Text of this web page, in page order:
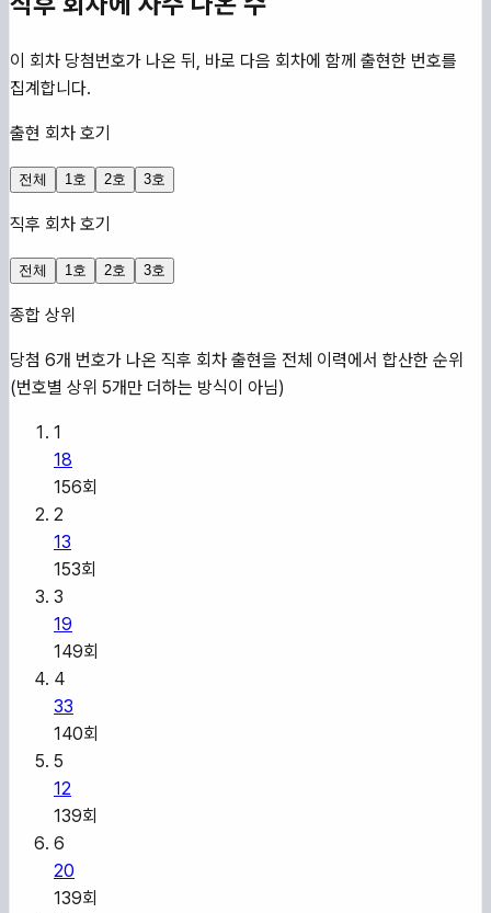
이 회차 당첨번호가 나온 뒤, 바로 다음 회차에 함께 출현한 번호를
집계합니다.
출현 회차 호기
전체 1호 2호 3호
직후 회차 호기
전체 1호 2호 3호
종합 상위
당첨 6개 번호가 나온 직후 회차 출현을 전체 이력에서 합산한 순위
(번호별 상위 5개만 더하는 방식이 아님)
1
18
156회
2
13
153회
3
19
149회
4
33
140회
5
12
139회
6
20
139회